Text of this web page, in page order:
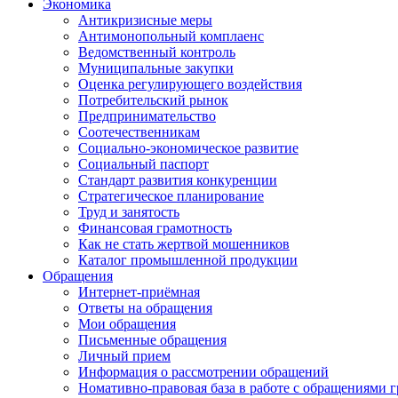
Экономика
Антикризисные меры
Антимонопольный комплаенс
Ведомственный контроль
Муниципальные закупки
Оценка регулирующего воздействия
Потребительский рынок
Предпринимательство
Соотечественникам
Социально-экономическое развитие
Социальный паспорт
Стандарт развития конкуренции
Стратегическое планирование
Труд и занятость
Финансовая грамотность
Как не стать жертвой мошенников
Каталог промышленной продукции
Обращения
Интернет-приёмная
Ответы на обращения
Мои обращения
Письменные обращения
Личный прием
Информация о рассмотрении обращений
Номативно-правовая база в работе с обращениями